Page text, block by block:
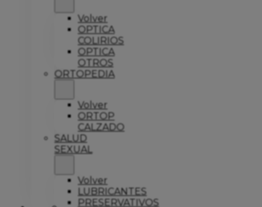
Volver
OPTICA
COLIRIOS
OPTICA
OTROS
ORTOPEDIA
Volver
ORTOP
CALZADO
SALUD
SEXUAL
Volver
LUBRICANTES
PRESERVATIVOS